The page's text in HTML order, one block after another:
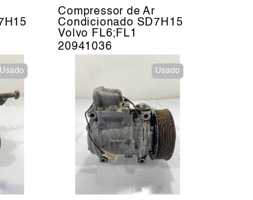
Compressor de Ar
Condicionado SD7H15
Volvo FL6;FL1
20941036
Usado Usado